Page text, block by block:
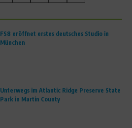
FS8 eröffnet erstes deutsches Studio in
München
Unterwegs im Atlantic Ridge Preserve State
Park in Martin County